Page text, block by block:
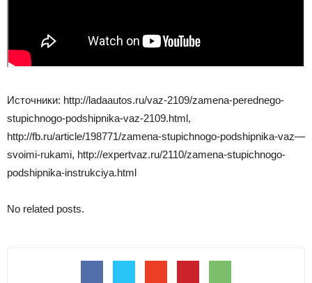
Источники: http://ladaautos.ru/vaz-2109/zamena-perednego-
stupichnogo-podshipnika-vaz-2109.html,
http://fb.ru/article/198771/zamena-stupichnogo-podshipnika-vaz—
svoimi-rukami, http://expertvaz.ru/2110/zamena-stupichnogo-
podshipnika-instrukciya.html
No related posts.